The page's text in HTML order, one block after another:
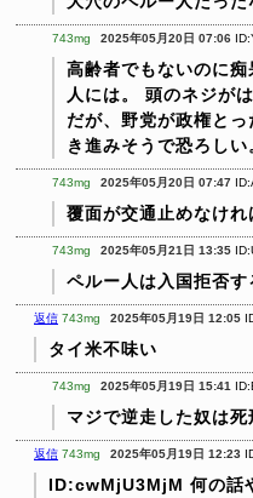
743mg 2025年05月20日 07:06
高齢者でもないのに
人には。
頭のネジが
だが、野党が政権とっ
き進みそうで恐ろしい
743mg 2025年05月20日 07:47
覆面が交通止めなけ
743mg 2025年05月21日 13:35
ペルー人は入国拒否す
返信 743mg 2025年05月19日 12:05
タイ米不味い
743mg 2025年05月19日 15:41
マジで逆走した奴は死
返信 743mg 2025年05月19日 12:23
ID:cwMjU3MjM 何の話